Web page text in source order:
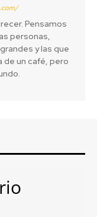
Pensamos
personas,
y las que
de un café, pero